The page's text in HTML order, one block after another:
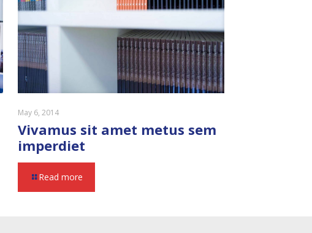
May 6, 2014
Vivamus sit amet metus sem
imperdiet
Read more